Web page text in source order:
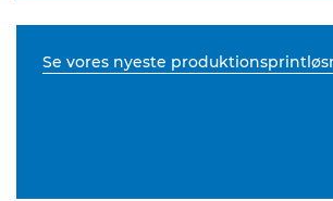
Se vores nyeste